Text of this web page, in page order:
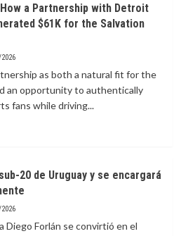
a Partnership with Detroit
$61K for the Salvation
as both a natural fit for the
an opportunity to authentically
fans while driving...
20 de Uruguay y se encargará
Diego Forlán se convirtió en el